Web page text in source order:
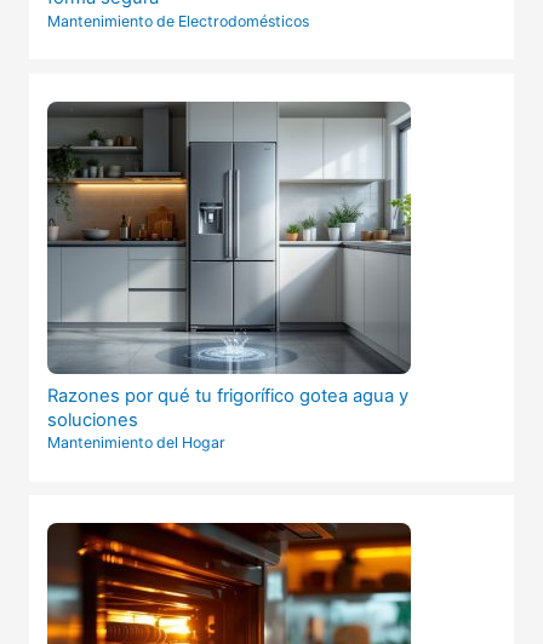
Mantenimiento de Electrodomésticos
Razones por qué tu frigorífico gotea agua y
soluciones
Mantenimiento del Hogar